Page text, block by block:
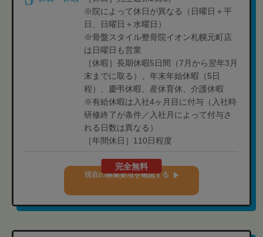
※院によって休日が異なる（日曜日＋平
日、日曜日＋水曜日）
※骨盤スタイル整骨院イオン札幌元町店
は日曜日も営業
［休暇］長期休暇5日間（7月から翌年3月
末までに取る）、年末年始休暇（5日
程）、慶弔休暇、産休育休、介護休暇
※有給休暇は入社4ヶ月目に付与（入社時
研修終了が条件／入社月によって付与さ
れる日数は異なる）
［年間休日］110日程度
完全無料
現在の募集要項を確認する